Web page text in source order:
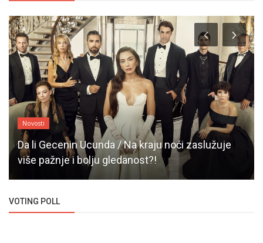
Novosti
Da li Gecenin Ucunda / Na kraju noći zaslužuje
više pažnje i bolju gledanost?!
VOTING POLL